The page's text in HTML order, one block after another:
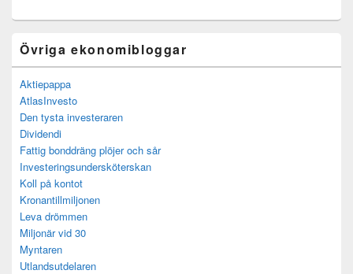
Övriga ekonomibloggar
Aktiepappa
AtlasInvesto
Den tysta investeraren
Dividendi
Fattig bonddräng plöjer och sår
Investeringsundersköterskan
Koll på kontot
Kronantillmiljonen
Leva drömmen
Miljonär vid 30
Myntaren
Utlandsutdelaren